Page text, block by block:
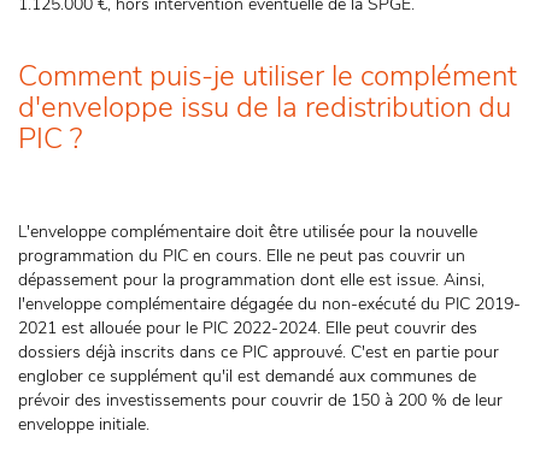
Comment puis-je utiliser le complément
d'enveloppe issu de la redistribution du
PIC ?
L'enveloppe complémentaire doit être utilisée pour la nouvelle
programmation du PIC en cours. Elle ne peut pas couvrir un
dépassement pour la programmation dont elle est issue. Ainsi,
l'enveloppe complémentaire dégagée du non-exécuté du PIC 2019-
2021 est allouée pour le PIC 2022-2024. Elle peut couvrir des
dossiers déjà inscrits dans ce PIC approuvé. C'est en partie pour
englober ce supplément qu'il est demandé aux communes de
prévoir des investissements pour couvrir de 150 à 200 % de leur
enveloppe initiale.